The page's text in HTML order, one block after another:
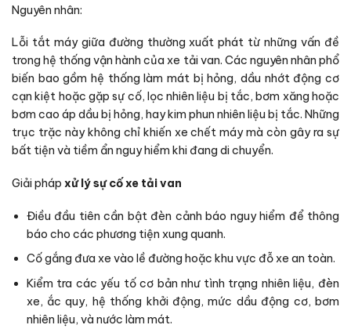
Nguyên nhân:
Lỗi tắt máy giữa đường thường xuất phát từ những vấn đề
trong hệ thống vận hành của xe tải van. Các nguyên nhân phổ
biến bao gồm hệ thống làm mát bị hỏng, dầu nhớt động cơ
cạn kiệt hoặc gặp sự cố, lọc nhiên liệu bị tắc, bơm xăng hoặc
bơm cao áp dầu bị hỏng, hay kim phun nhiên liệu bị tắc. Những
trục trặc này không chỉ khiến xe chết máy mà còn gây ra sự
bất tiện và tiềm ẩn nguy hiểm khi đang di chuyển.
Giải pháp xử lý sự cố xe tải van
Điều đầu tiên cần bật đèn cảnh báo nguy hiểm để thông
báo cho các phương tiện xung quanh.
Cố gắng đưa xe vào lề đường hoặc khu vực đỗ xe an toàn.
Kiểm tra các yếu tố cơ bản như tình trạng nhiên liệu, đèn
xe, ắc quy, hệ thống khởi động, mức dầu động cơ, bơm
nhiên liệu, và nước làm mát.